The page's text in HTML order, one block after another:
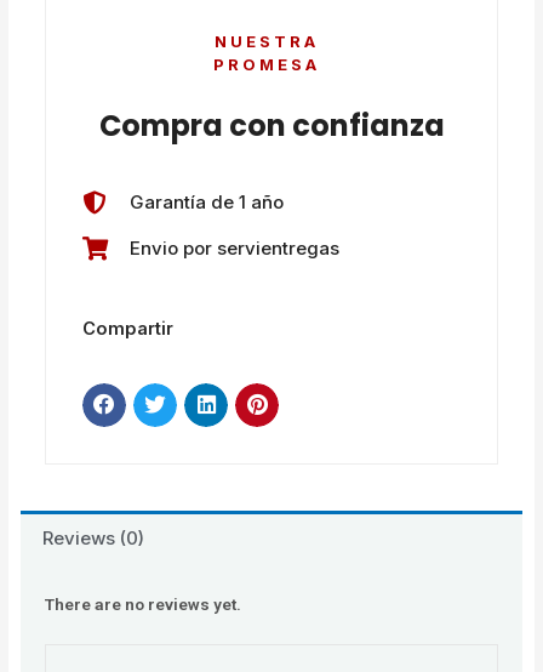
NUESTRA
PROMESA
Compra con confianza
Garantía de 1 año
Envio por servientregas
Compartir
Reviews (0)
There are no reviews yet.